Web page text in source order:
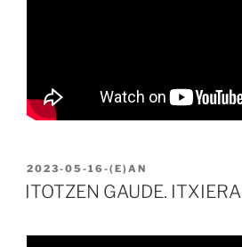
2023-05-16-(E)AN
ITOTZEN GAUDE.